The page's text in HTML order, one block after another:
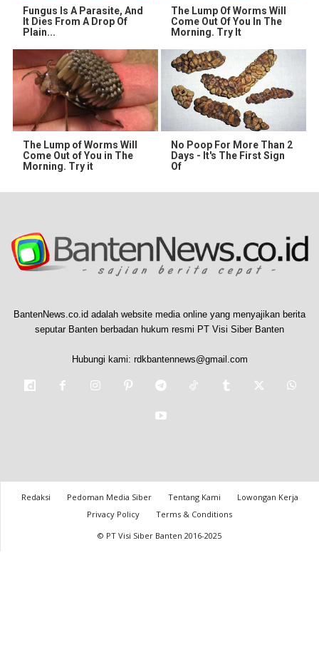
Fungus Is A Parasite, And
It Dies From A Drop Of
Plain...
The Lump Of Worms Will
Come Out Of You In The
Morning. Try It
The Lump of Worms Will
Come Out of You in The
Morning. Try it
No Poop For More Than 2
Days - It's The First Sign
Of
BantenNews.co.id adalah website media online yang menyajikan berita
seputar Banten berbadan hukum resmi PT Visi Siber Banten
Hubungi kami: rdkbantennews@gmail.com
Redaksi Pedoman Media Siber Tentang Kami
Lowongan Kerja
Privacy Policy
Terms & Conditions
© PT Visi Siber Banten 2016-2025